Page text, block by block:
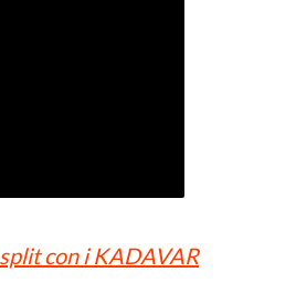
split con i KADAVAR